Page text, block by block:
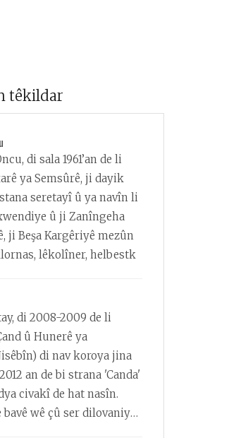
têkildar
di sala 1961’an de li
ya Semsûrê, ji dayik
seretayî û ya navîn li
û ji Zanîngeha
ji Beşa Kargêriyê mezûn
lêkolîner, helbestk
di 2008-2009 de li
û Hunerê ya
di nav koroya jina
an de bi strana 'Canda'
civakî de hat nasîn.
bavê wê çû ser dilovaniya